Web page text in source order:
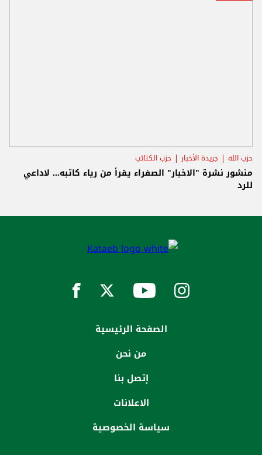
حزب الله جريدة الأخبار حزب الكتائب
منشور نشرة "الاخبار" الصفراء يقرأ من رياء كاتبه... لاداعي
للرد
الصفحة الرئيسية
من نحن
إتصل بنا
الاعلانات
سياسة الخصوصية